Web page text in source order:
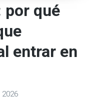
por qué
entrar en